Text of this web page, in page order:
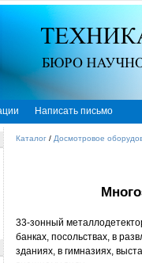
Написать письмо
Каталог / Досмотровое
33-зонный
банках, посольствах, в
зданиях, в гимназиях,